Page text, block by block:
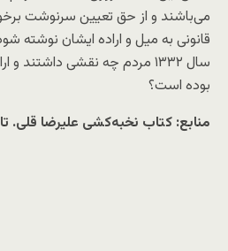
می‌باشند و از حق تعیین سرنوشت
قانونی به میل و اراده ایشان نوشته
سال ۱۳۳۲ مردم چه نقشی
بوده است؟
منابع: کتاب نخبه‌کشی علیرضا قلی.